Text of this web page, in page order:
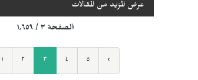
عرض المزيد من المقالات
الصفحة ٣ / ١٬٦٥٩
١ ٢ ٣ ٤ ٥ ›